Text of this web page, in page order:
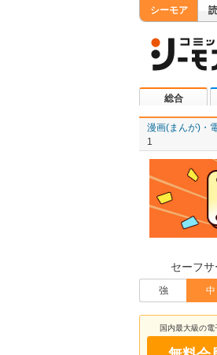
シーモア
総合
漫画(まんが)・
1
セーフサ
強 中
国内最大級の電